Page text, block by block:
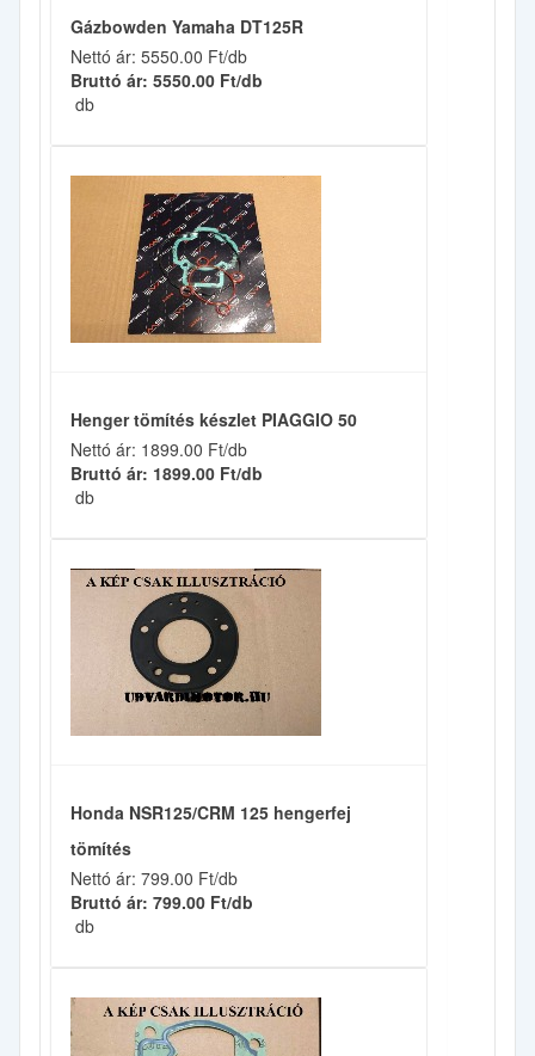
Gázbowden Yamaha DT125R
Nettó ár: 5550.00 Ft/db
Bruttó ár: 5550.00 Ft/db
db
Henger tömítés készlet PIAGGIO 50
Nettó ár: 1899.00 Ft/db
Bruttó ár: 1899.00 Ft/db
db
Honda NSR125/CRM 125 hengerfej
tömítés
Nettó ár: 799.00 Ft/db
Bruttó ár: 799.00 Ft/db
db